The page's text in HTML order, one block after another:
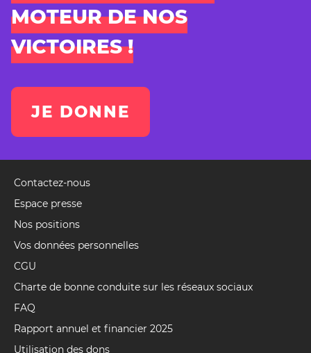
MOTEUR DE NOS
VICTOIRES !
JE DONNE
Pied
de
(Event)
Contactez-nous
Espace presse
Nos positions
Vos données personnelles
CGU
Charte de bonne conduite sur les réseaux sociaux
FAQ
Rapport annuel et financier 2025
Utilisation des dons